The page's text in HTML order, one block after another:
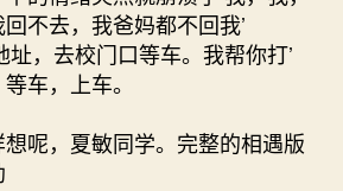
不去，我爸妈都不回我’
址，去校门口等车。我帮你打’
车，上车。
呢，夏敏同学。完整的相遇版